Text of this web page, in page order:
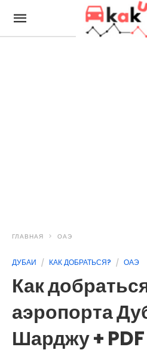
ГЛАВНАЯ ОАЭ
ДУБАИ КАК ДОБРАТЬСЯ? ОАЭ
Как
аэропорта
Шарджу + PDF